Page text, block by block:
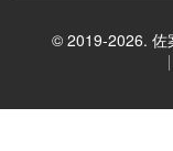
© 2019-2026. 佐